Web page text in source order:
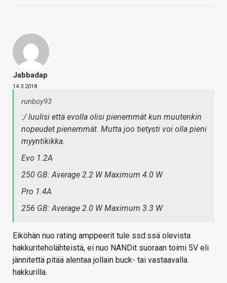
Jabbadap
14.3.2018
runboy93
:/ luulisi että evolla olisi pienemmät kun muutenkin
nopeudet pienemmät. Mutta joo tietysti voi olla pieni
myyntikikka.
Evo 1.2A
250 GB: Average 2.2 W Maximum 4.0 W
Pro 1.4A
256 GB: Average 2.0 W Maximum 3.3 W
Eiköhän nuo rating amppeerit tule ssd:ssä olevista
hakkuriteholähteistä, ei nuo NANDit suoraan toimi 5V eli
jännitettä pitää alentaa jollain buck- tai vastaavalla
hakkurilla.